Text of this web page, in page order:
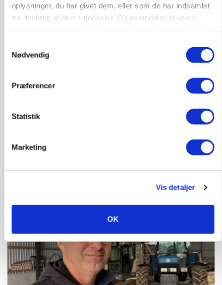
oplysninger, du har givet dem, eller som de har indsamlet
fra din brug af deres tjenester. Du samtykker til vores
Nødvendig
Præferencer
Statistik
Marketing
Vis detaljer
OK
Rådgiver om DB-Tjek: Små justeringer kan give
store besparelser